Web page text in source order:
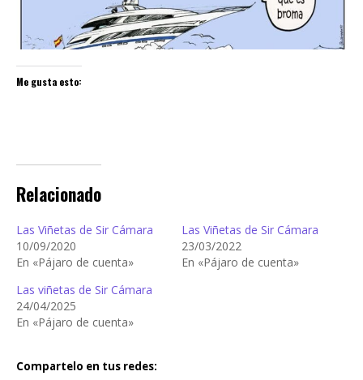
Me gusta esto:
Relacionado
Las Viñetas de Sir Cámara
10/09/2020
En «Pájaro de cuenta»
Las Viñetas de Sir Cámara
23/03/2022
En «Pájaro de cuenta»
Las viñetas de Sir Cámara
24/04/2025
En «Pájaro de cuenta»
Compartelo en tus redes: